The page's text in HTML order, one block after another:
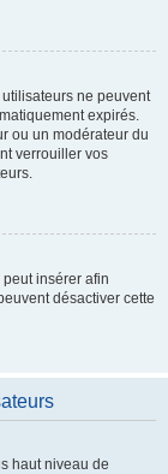
ne peuvent
expirés.
ou un modérateur du
verrouiller vos
insérer afin
désactiver cette
haut niveau de